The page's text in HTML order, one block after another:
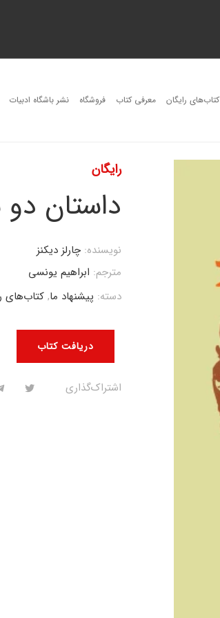
کتاب‌های رایگان معرفی کتاب فروشگاه نشر باشگاه ادبیات
رایگان
داستان
دریافت کتاب
نویسنده:چارلز دیکنز
مترجم: ابراهیم یونسی
دسته: پیشنهاد ما,کتاب‌های
اشتراک‌گذاری